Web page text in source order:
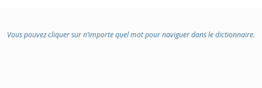
Vous pouvez cliquer sur n’importe quel mot pour naviguer dans le dictionnaire.